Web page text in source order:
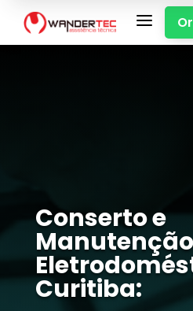
a
Conserto e
Curitiba: